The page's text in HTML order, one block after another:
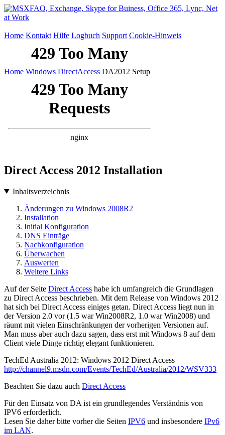
Home Kontakt Hilfe Logbuch Support Cookie-Hinweis
Home Windows DirectAccess DA2012 Setup
Direct Access 2012 Installation
Inhaltsverzeichnis
Änderungen zu Windows 2008R2
Installation
Initial Konfiguration
DNS Einträge
Nachkonfiguration
Überwachen
Auswerten
Weitere Links
Auf der Seite Direct Access habe ich umfangreich die Grundlagen
zu Direct Access beschrieben. Mit dem Release von Windows 2012
hat sich bei Direct Access einiges getan. Direct Access liegt nun in
der Version 2.0 vor (1.5 war Win2008R2, 1.0 war Win2008) und
räumt mit vielen Einschränkungen der vorherigen Versionen auf.
Man muss aber auch dazu sagen, dass erst mit Windows 8 auf dem
Client viele Dinge richtig elegant funktionieren.
TechEd Australia 2012: Windows 2012 Direct Access
http://channel9.msdn.com/Events/TechEd/Australia/2012/WSV333
Beachten Sie dazu auch Direct Access
Für den Einsatz von DA ist ein grundlegendes Verständnis von
IPV6 erforderlich.
Lesen Sie daher bitte vorher die Seiten IPV6 und insbesondere IPv6
im LAN.